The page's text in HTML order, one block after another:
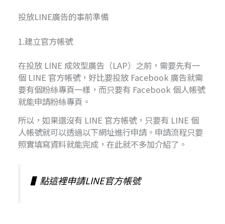
投放LINE廣告的事前準備
1.建立官方帳號
在投放 LINE 成效型廣告（LAP）之前，需要先有一
個 LINE 官方帳號，好比要投放 Facebook 廣告就需
要有個粉絲專頁一樣，而只要有 Facebook 個人帳號
就能申請粉絲專頁。
所以，如果還沒有 LINE 官方帳號，只要有 LINE 個
人帳號就可以透過以下網址進行申請。申請流程只要
照實填寫資料就能完成，在此就不多加介紹了。
▌ 點這裡申請LINE官方帳號